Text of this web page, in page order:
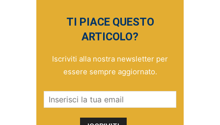
TI PIACE QUESTO
ARTICOLO?
Iscriviti alla nostra newsletter per
essere sempre aggiornato.